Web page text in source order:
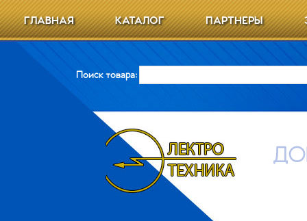
ГЛАВНАЯ КАТАЛОГ ПАРТНЕРЫ
Поиск товара: